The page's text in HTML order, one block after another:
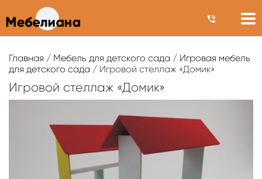
Главная / Мебель для детского сада / Игровая мебель
для детского сада / Игровой стеллаж «Домик»
Игровой стеллаж «Домик»